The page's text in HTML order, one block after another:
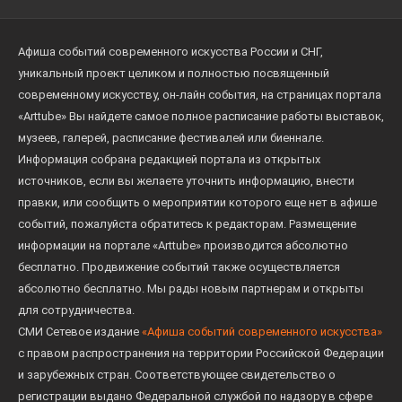
искусства. Уникальной особенностью выставки
станет непосредственное общение зрителей с
авторами работ. Воспитанники Малой Академии
искусств будут экскурсоводами на этой
экспозиции. Культурная программа выставки
будет включать мастер-классы, музыкально-
поэтические вечера!
Галерея «У золотой лестницы», «Большая
ремесленная» 4 этаж.
Афиша событий современного искусства России и СНГ,
уникальный проект целиком и полностью посвященный
современному искусству, он-лайн события, на страницах портала
«Arttube» Вы найдете самое полное расписание работы выставок,
музеев, галерей, расписание фестивалей или биеннале.
Информация собрана редакцией портала из открытых
источников, если вы желаете уточнить информацию, внести
правки, или сообщить о мероприятии которого еще нет в афише
событий, пожалуйста обратитесь к редакторам. Размещение
информации на портале «Arttube» производится абсолютно
бесплатно. Продвижение событий также осуществляется
абсолютно бесплатно. Мы рады новым партнерам и открыты
для сотрудничества.
СМИ Сетевое издание «Афиша событий современного искусства»
с правом распространения на территории Российской Федерации
и зарубежных стран. Соответствующее свидетельство о
регистрации выдано Федеральной службой по надзору в сфере